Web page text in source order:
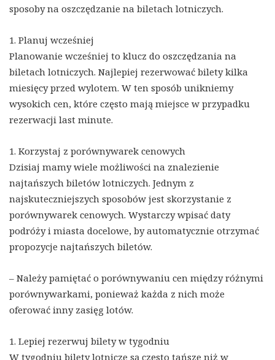
sposoby na oszczędzanie na biletach lotniczych.
1. Planuj wcześniej
Planowanie wcześniej to klucz do oszczędzania na
biletach lotniczych. Najlepiej rezerwować bilety kilka
miesięcy przed wylotem. W ten sposób unikniemy
wysokich cen, które często mają miejsce w przypadku
rezerwacji last minute.
1. Korzystaj z porównywarek cenowych
Dzisiaj mamy wiele możliwości na znalezienie
najtańszych biletów lotniczych. Jednym z
najskuteczniejszych sposobów jest skorzystanie z
porównywarek cenowych. Wystarczy wpisać daty
podróży i miasta docelowe, by automatycznie otrzymać
propozycje najtańszych biletów.
– Należy pamiętać o porównywaniu cen między różnymi
porównywarkami, ponieważ każda z nich może
oferować inny zasięg lotów.
1. Lepiej rezerwuj bilety w tygodniu
W tygodniu bilety lotnicze są często tańsze niż w